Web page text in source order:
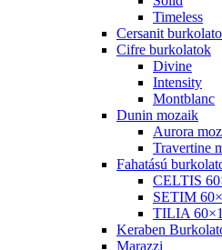
Timeless
Cersanit
Cifre burkolatok
Divine
Intensity
Montblanc
Dunin mozaik
Aurora
Travertine
Fahatású
CELTIS
SETIM
TILIA
Keraben
Marazzi